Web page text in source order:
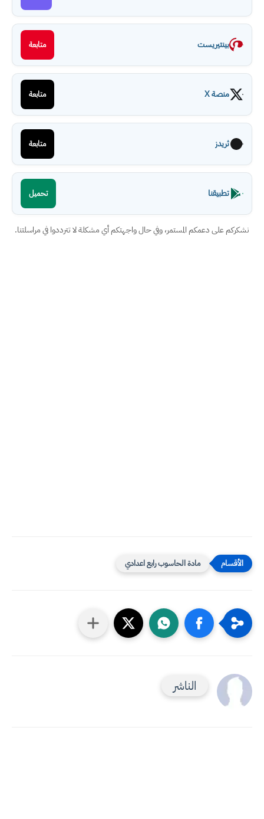
بينتيريست متابعة
منصة X متابعة
ثريدز متابعة
تطبيقنا تحميل
نشكركم على دعمكم المستمر، وفي حال واجهتكم أي مشكلة لا تترددوا في مراسلتنا.
مادة الحاسوب رابع اعدادي
الناشر